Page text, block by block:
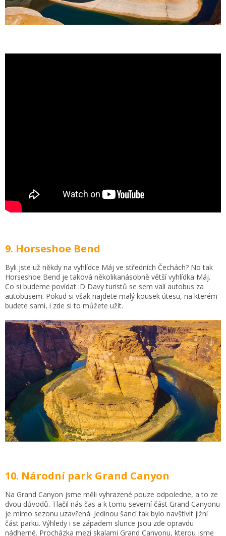
9. Horseshoe Bend
Byli jste už někdy na vyhlídce Máj ve středních Čechách? No tak
Horseshoe Bend je taková několikanásobně větší vyhlídka Máj.
Co si budeme povídat :D Davy turistů se sem valí autobus za
autobusem. Pokud si však najdete malý kousek útesu, na kterém
budete sami, i zde si to můžete užít.
10. Národní park Grand Canyon
Na Grand Canyon jsme měli vyhrazené pouze odpoledne, a to ze
dvou důvodů. Tlačil nás čas a k tomu severní část Grand Canyonu
je mimo sezonu uzavřená. Jedinou šancí tak bylo navštívit jižní
část parku. Výhledy i se západem slunce jsou zde opravdu
nádherné. Procházka mezi skalami Grand Canyonu, kterou jsme